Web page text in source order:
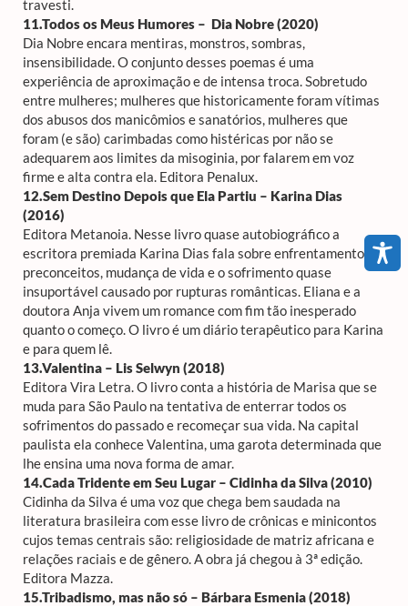
travesti.
11.Todos os Meus Humores – Dia Nobre (2020)
Dia Nobre encara mentiras, monstros, sombras,
insensibilidade. O conjunto desses poemas é uma
experiência de aproximação e de intensa troca. Sobretudo
entre mulheres; mulheres que historicamente foram vítimas
dos abusos dos manicômios e sanatórios, mulheres que
foram (e são) carimbadas como histéricas por não se
adequarem aos limites da misoginia, por falarem em voz
firme e alta contra ela. Editora Penalux.
12.Sem Destino Depois que Ela Partiu – Karina Dias
(2016)
Editora Metanoia. Nesse livro quase autobiográfico a
escritora premiada Karina Dias fala sobre enfrentamento de
preconceitos, mudança de vida e o sofrimento quase
insuportável causado por rupturas românticas. Eliana e a
doutora Anja vivem um romance com fim tão inesperado
quanto o começo. O livro é um diário terapêutico para Karina
e para quem lê.
13.Valentina – Lis Selwyn (2018)
Editora Vira Letra. O livro conta a história de Marisa que se
muda para São Paulo na tentativa de enterrar todos os
sofrimentos do passado e recomeçar sua vida. Na capital
paulista ela conhece Valentina, uma garota determinada que
lhe ensina uma nova forma de amar.
14.Cada Tridente em Seu Lugar – Cidinha da Silva (2010)
Cidinha da Silva é uma voz que chega bem saudada na
literatura brasileira com esse livro de crônicas e minicontos
cujos temas centrais são: religiosidade de matriz africana e
relações raciais e de gênero. A obra já chegou à 3ª edição.
Editora Mazza.
15.Tribadismo, mas não só – Bárbara Esmenia (2018)